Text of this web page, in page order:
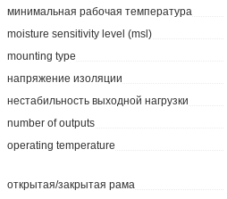
минимальная рабочая температура
moisture sensitivity level (msl)
mounting type
напряжение изоляции
нестабильность выходной нагрузки
number of outputs
operating temperature
открытая/закрытая рама